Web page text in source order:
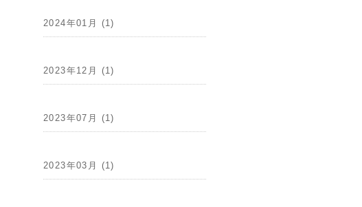
2024年01月 (1)
2023年12月 (1)
2023年07月 (1)
2023年03月 (1)